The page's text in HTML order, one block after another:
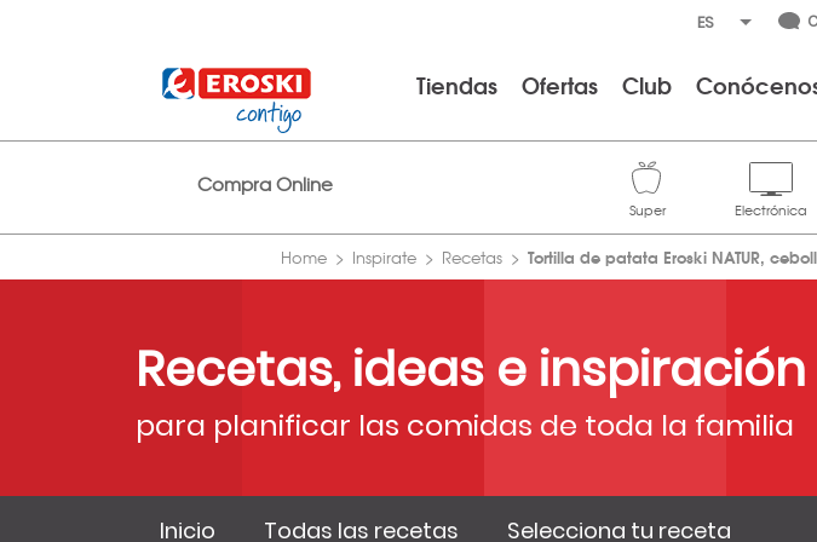
Tiendas Ofertas Club
Compra Online
Home Inspirate Recetas Tortilla de patata Eroski NATUR,
Recetas, ideas e inspiración
para planificar las comidas de toda la familia
Inicio Todas las recetas Selecciona tu receta